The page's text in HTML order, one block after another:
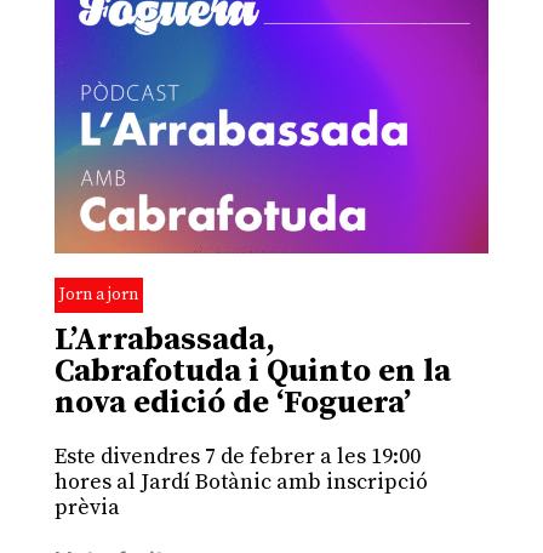
Jorn a jorn
L’Arrabassada,
Cabrafotuda i Quinto en la
nova edició de ‘Foguera’
Este divendres 7 de febrer a les 19:00
hores al Jardí Botànic amb inscripció
prèvia